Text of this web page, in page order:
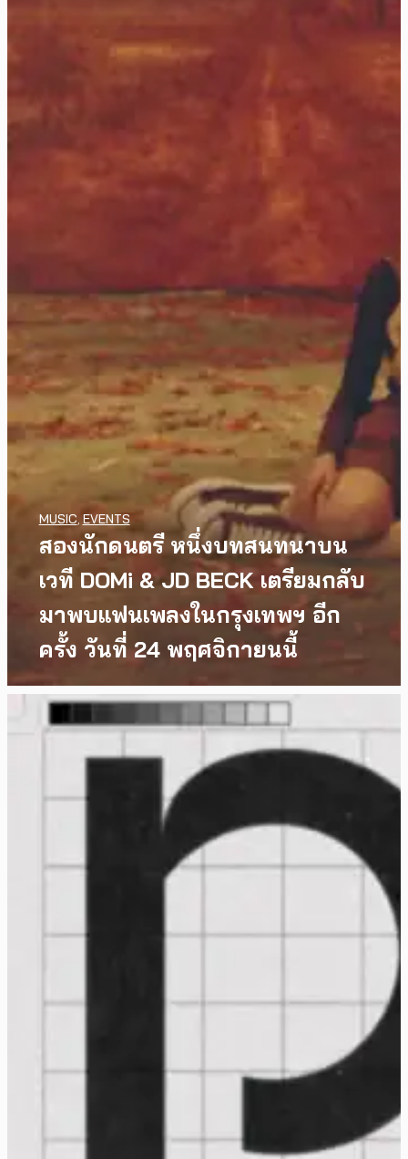
สองนักดนตรี หนึ่งบทสนทนาบน
เวที DOMi & JD BECK เตรียมกลับ
มาพบแฟนเพลงในกรุงเทพฯ อีก
ครั้ง วันที่ 24 พฤศจิกายนนี้
MUSIC EVENTS